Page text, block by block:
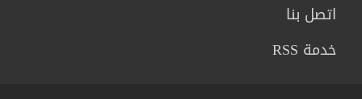
اتصل بنا
خدمة RSS